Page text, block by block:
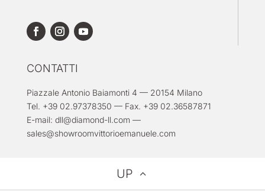
CONTATTI
Piazzale Antonio Baiamonti 4 — 20154 Milano
Tel. +39 02.97378350 — Fax. +39 02.36587871
E-mail: dll@diamond-ll.com —
sales@showroomvittorioemanuele.com
UP